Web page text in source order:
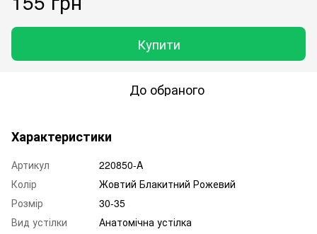
Купити
До обраного
Характеристики
Артикул
220850-A
Колір
Жовтий Блакитний Рожевий
Розмір
30-35
Вид устілки
Анатомічна устілка